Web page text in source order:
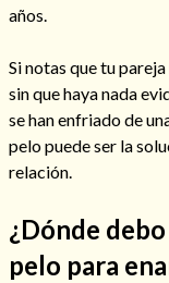
años.
Si notas que tu
sin que haya nada
se han enfriado de
pelo puede ser la
relación.
¿Dónde
pelo para